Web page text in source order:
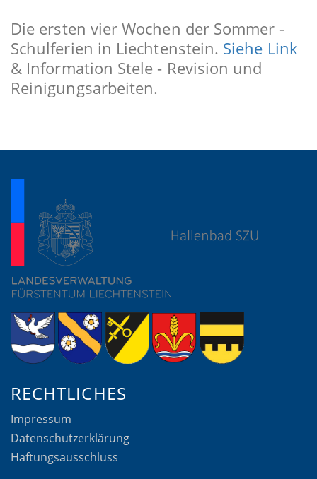
Die ersten vier Wochen der Sommer -
Schulferien in Liechtenstein. Siehe Link
& Information Stele - Revision und
Reinigungsarbeiten.
RECHTLICHES
Impressum
Datenschutzerklärung
Haftungsausschluss